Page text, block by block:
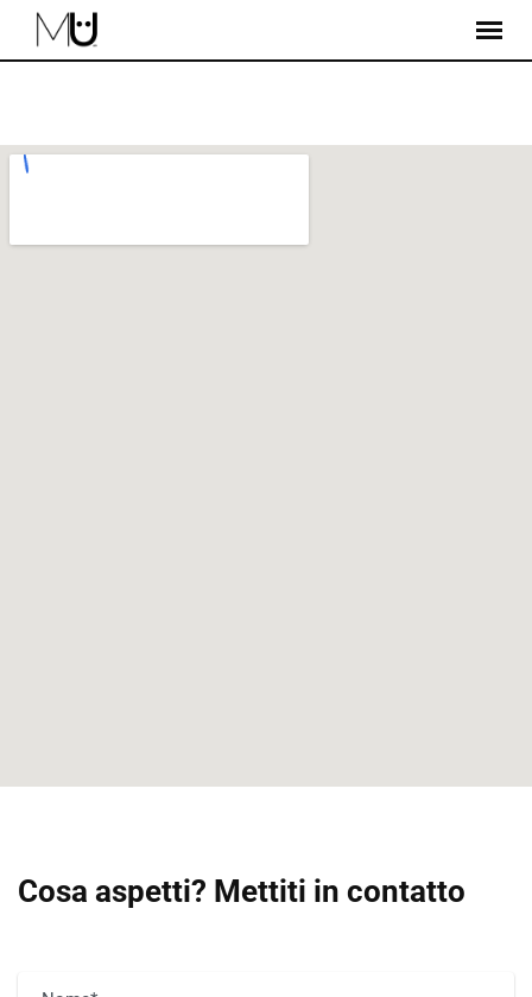
Cosa aspetti? Mettiti in contatto